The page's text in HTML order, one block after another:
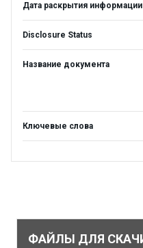
Дата раскрытия информации
Disclosure Status
Название документа
Ключевые слова
ФАЙЛЫ ДЛЯ